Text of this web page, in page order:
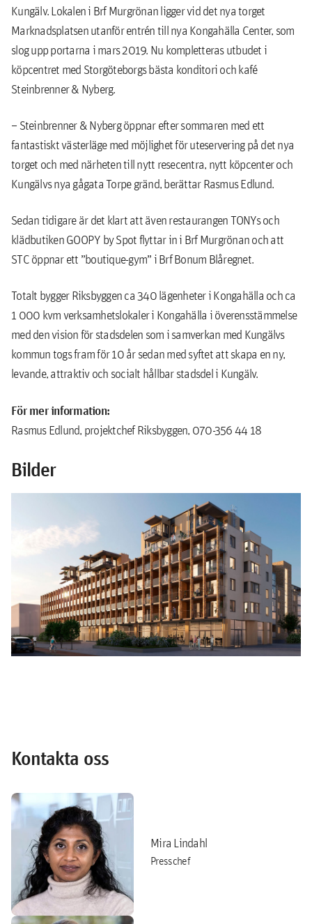
Kungälv. Lokalen i Brf Murgrönan ligger vid det nya torget
Marknadsplatsen utanför entrén till nya Kongahälla Center, som
slog upp portarna i mars 2019. Nu kompletteras utbudet i
köpcentret med Storgöteborgs bästa konditori och kafé
Steinbrenner & Nyberg.
– Steinbrenner & Nyberg öppnar efter sommaren med ett
fantastiskt västerläge med möjlighet för uteservering på det nya
torget och med närheten till nytt resecentra, nytt köpcenter och
Kungälvs nya gågata Torpe gränd, berättar Rasmus Edlund.
Sedan tidigare är det klart att även restaurangen TONYs och
klädbutiken GOOPY by Spot flyttar in i Brf Murgrönan och att
STC öppnar ett ”boutique-gym” i Brf Bonum Blåregnet.
Totalt bygger Riksbyggen ca 340 lägenheter i Kongahälla och ca
1 000 kvm verksamhetslokaler i Kongahälla i överensstämmelse
med den vision för stadsdelen som i samverkan med Kungälvs
kommun togs fram för 10 år sedan med syftet att skapa en ny,
levande, attraktiv och socialt hållbar stadsdel i Kungälv.
För mer information:
Rasmus Edlund, projektchef Riksbyggen, 070-356 44 18
Bilder
Kontakta oss
Mira Lindahl
Presschef